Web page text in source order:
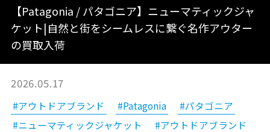
【Patagonia / パタゴニア】ニューマティックジャ
ケット|自然と街をシームレスに繋ぐ名作アウター
の買取入荷
2026.05.17
#アウトドアブランド #Patagonia
#パタゴニア
#ニューマティックジャケット
#アウトドアブランド